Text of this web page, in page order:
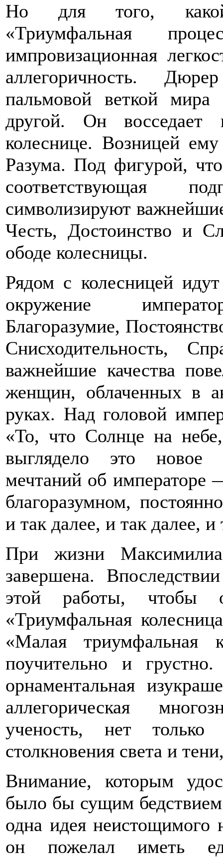
Но для того, какой
«Триумфальная
импровизационная
аллегоричность.
пальмовой веткой
другой. Он восседает
колеснице. Возницей
Разума. Под фигурой,
соответствующая
символизируют
Честь, Достоинство и
ободе колесницы.
Рядом с колесницей
окружение
Благоразумие,
Снисходительность,
важнейшие качества
женщин, облаченных в
руках. Над головой
«То, что Солнце на
выглядело это новое
мечтаний об императоре
благоразумном,
и так далее, и так далее, и
При жизни
завершена.
этой работы,
«Триумфальная
«Малая триумфальная
поучительно и
орнаментальная
аллегорическая
ученость, нет
столкновения света и
Внимание, которым
было бы сущим
одна идея неистощимого
он пожелал иметь